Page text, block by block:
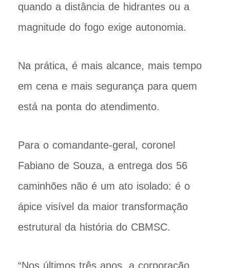
quando a distância de hidrantes ou a
magnitude do fogo exige autonomia.
Na prática, é mais alcance, mais tempo
em cena e mais segurança para quem
está na ponta do atendimento.
Para o comandante-geral, coronel
Fabiano de Souza, a entrega dos 56
caminhões não é um ato isolado: é o
ápice visível da maior transformação
estrutural da história do CBMSC.
“Nos últimos três anos, a corporação